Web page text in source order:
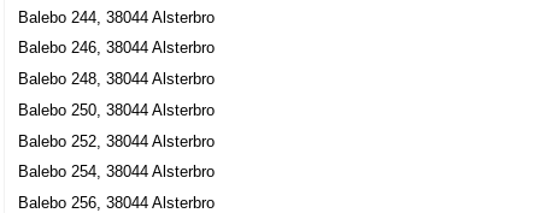
Balebo 244, 38044 Alsterbro
Balebo 246, 38044 Alsterbro
Balebo 248, 38044 Alsterbro
Balebo 250, 38044 Alsterbro
Balebo 252, 38044 Alsterbro
Balebo 254, 38044 Alsterbro
Balebo 256, 38044 Alsterbro